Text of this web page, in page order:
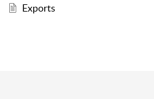
Exports